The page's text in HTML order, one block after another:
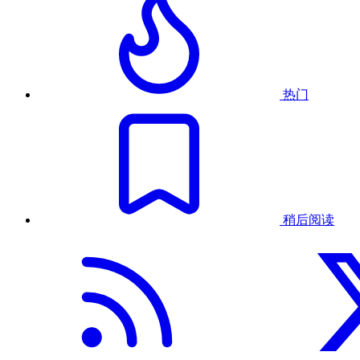
热门
稍后阅读